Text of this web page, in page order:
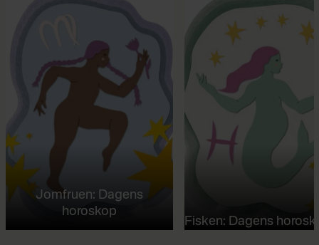
Jomfruen: Dagens
horoskop
Fisken: Dagens